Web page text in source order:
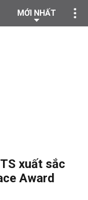
MỚI NHẤT
xuất sắc
Award